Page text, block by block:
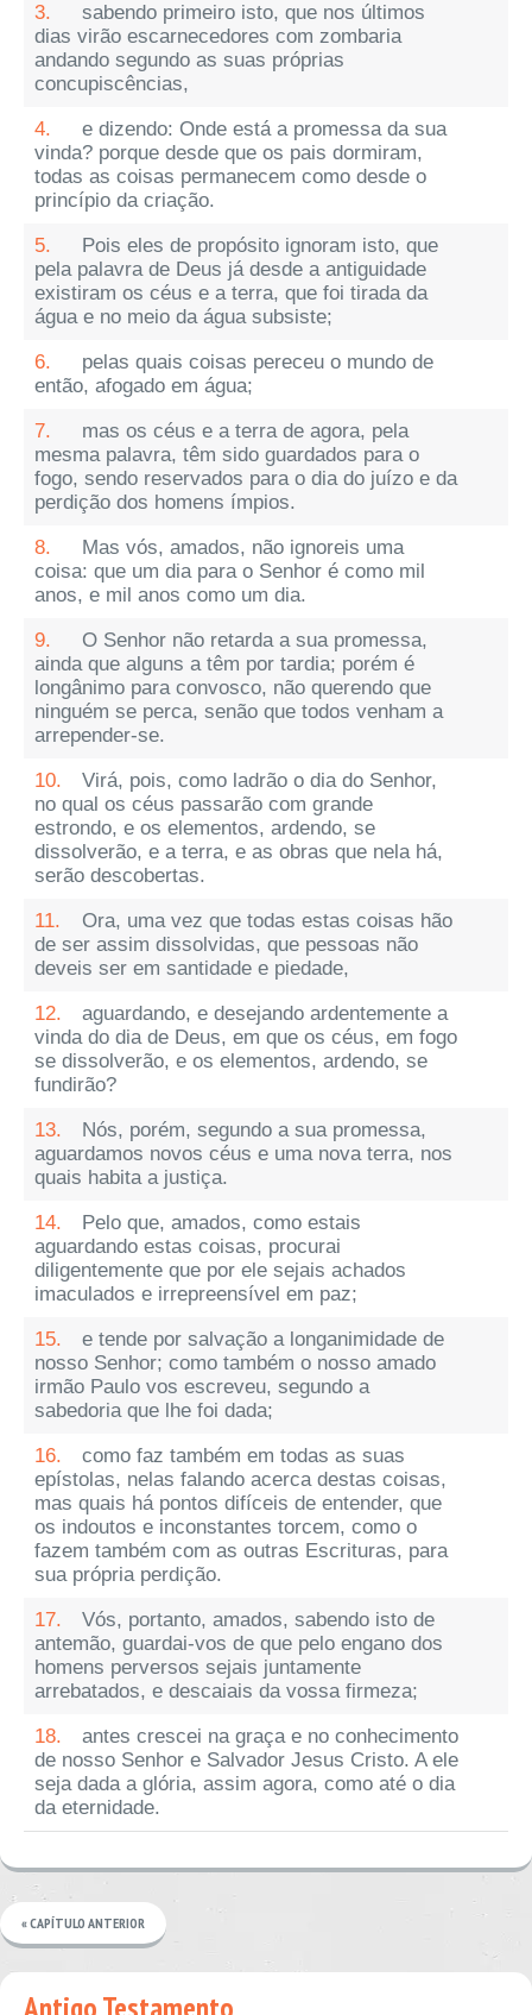
3.
sabendo primeiro isto, que nos últimos
dias virão escarnecedores com zombaria
andando segundo as suas próprias
concupiscências,
4.
e dizendo: Onde está a promessa da sua
vinda? porque desde que os pais dormiram,
todas as coisas permanecem como desde o
princípio da criação.
5.
Pois eles de propósito ignoram isto, que
pela palavra de Deus já desde a antiguidade
existiram os céus e a terra, que foi tirada da
água e no meio da água subsiste;
6.
pelas quais coisas pereceu o mundo de
então, afogado em água;
7.
mas os céus e a terra de agora, pela
mesma palavra, têm sido guardados para o
fogo, sendo reservados para o dia do juízo e da
perdição dos homens ímpios.
8.
Mas vós, amados, não ignoreis uma
coisa: que um dia para o Senhor é como mil
anos, e mil anos como um dia.
9.
O Senhor não retarda a sua promessa,
ainda que alguns a têm por tardia; porém é
longânimo para convosco, não querendo que
ninguém se perca, senão que todos venham a
arrepender-se.
10.
Virá, pois, como ladrão o dia do Senhor,
no qual os céus passarão com grande
estrondo, e os elementos, ardendo, se
dissolverão, e a terra, e as obras que nela há,
serão descobertas.
11.
Ora, uma vez que todas estas coisas hão
de ser assim dissolvidas, que pessoas não
deveis ser em santidade e piedade,
12.
aguardando, e desejando ardentemente a
vinda do dia de Deus, em que os céus, em fogo
se dissolverão, e os elementos, ardendo, se
fundirão?
13.
Nós, porém, segundo a sua promessa,
aguardamos novos céus e uma nova terra, nos
quais habita a justiça.
14.
Pelo que, amados, como estais
aguardando estas coisas, procurai
diligentemente que por ele sejais achados
imaculados e irrepreensível em paz;
15.
e tende por salvação a longanimidade de
nosso Senhor; como também o nosso amado
irmão Paulo vos escreveu, segundo a
sabedoria que lhe foi dada;
16.
como faz também em todas as suas
epístolas, nelas falando acerca destas coisas,
mas quais há pontos difíceis de entender, que
os indoutos e inconstantes torcem, como o
fazem também com as outras Escrituras, para
sua própria perdição.
17.
Vós, portanto, amados, sabendo isto de
antemão, guardai-vos de que pelo engano dos
homens perversos sejais juntamente
arrebatados, e descaiais da vossa firmeza;
18.
antes crescei na graça e no conhecimento
de nosso Senhor e Salvador Jesus Cristo. A ele
seja dada a glória, assim agora, como até o dia
da eternidade.
« CAPÍTULO ANTERIOR